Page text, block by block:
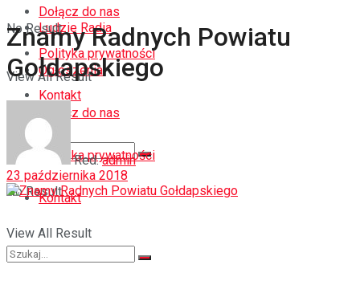
Dołącz do nas
Polityka prywatności
Kontakt
No Result
View All Result
Ludzie Radia
Ogłoszenia
Dołącz do nas
Polityka prywatności
Kontakt
No Result
View All Result
Znamy Radnych Powiatu
Gołdapskiego
Red. admin
23 października 2018